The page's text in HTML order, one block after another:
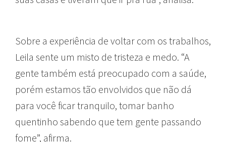
Sobre a experiência de voltar com os trabalhos,
Leila sente um misto de tristeza e medo. “A
gente também está preocupado com a saúde,
porém estamos tão envolvidos que não dá
para você ficar tranquilo, tomar banho
quentinho sabendo que tem gente passando
fome”, afirma.